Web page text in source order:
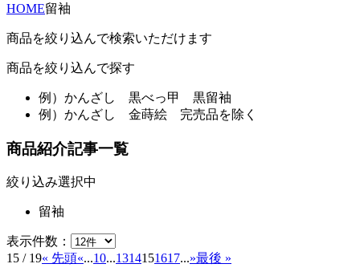
HOME留袖
商品を絞り込んで検索いただけます
商品を絞り込んで探す
例） かんざし 黒べっ甲 黒留袖
例） かんざし 金蒔絵 完売品を除く
商品紹介記事一覧
絞り込み選択中
留袖
表示件数：
15 / 19« 先頭«...10...1314151617...»最後 »